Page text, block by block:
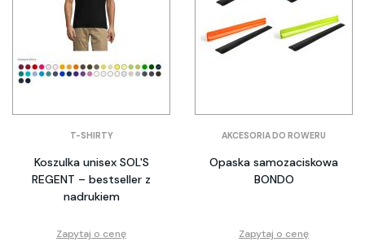
T-SHIRTY
Koszulka unisex SOL'S
REGENT – bestseller z
nadrukiem
Zapytaj o cenę
AKCESORIA DO ROWERU
Opaska samozaciskowa
BONDO
Zapytaj o cenę